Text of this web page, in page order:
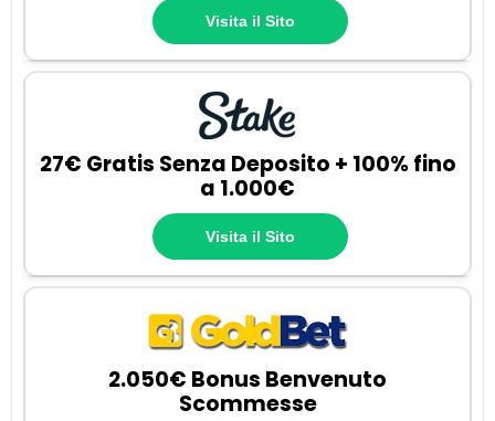
Visita il Sito
27€ Gratis Senza Deposito + 100% fino
a 1.000€
Visita il Sito
2.050€ Bonus Benvenuto
Scommesse